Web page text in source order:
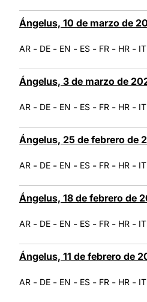
Ángelus, 10 de marzo de
AR - DE - EN - ES - FR - HR - IT
Ángelus, 3 de marzo de
AR - DE - EN - ES - FR - HR - IT
Ángelus, 25 de febrero de
AR - DE - EN - ES - FR - HR - IT
Ángelus, 18 de febrero de
AR - DE - EN - ES - FR - HR - IT
Ángelus, 11 de febrero de
AR - DE - EN - ES - FR - HR - IT